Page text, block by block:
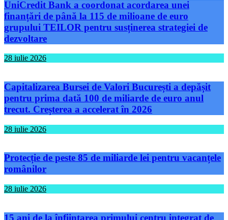
UniCredit Bank a coordonat acordarea unei
finanțări de până la 115 de milioane de euro
grupului TEILOR pentru susținerea strategiei de
dezvoltare
28 iulie 2026
Capitalizarea Bursei de Valori București a depășit
pentru prima dată 100 de miliarde de euro anul
trecut. Creșterea a accelerat în 2026
28 iulie 2026
Protecție de peste 85 de miliarde lei pentru vacanțele
românilor
28 iulie 2026
15 ani de la înființarea primului centru integrat de